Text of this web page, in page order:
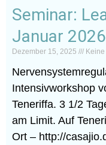
Seminar:
Januar
Dezember 15, 2025
Intensivworkshop
Teneriffa. 3 1/2
am Limit. Auf
Ort – http://